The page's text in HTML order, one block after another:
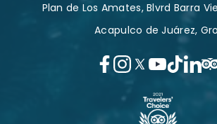
Plan de Los Amates, Blvrd Barra
Acapulco de Juárez,